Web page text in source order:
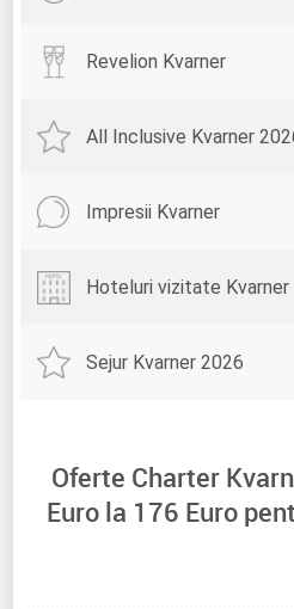
Revelion Kvarner
All Inclusive Kvarner
Impresii Kvarner
Hoteluri vizitate Kvarner
Sejur Kvarner 2026
Oferte Charter
Euro la 176 Euro